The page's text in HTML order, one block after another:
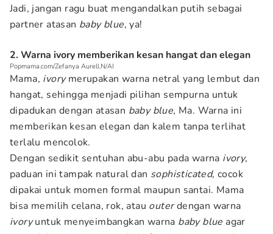
Jadi, jangan ragu buat mengandalkan putih sebagai
partner atasan baby blue, ya!
2. Warna ivory memberikan kesan hangat dan elegan
Popmama.com/Zefanya Aurell.N/AI
Mama, ivorymerupakan warna netral yang lembut dan
hangat, sehingga menjadi pilihan sempurna untuk
dipadukan dengan atasan baby blue, Ma. Warna ini
memberikan kesan elegan dan kalem tanpa terlihat
terlalu mencolok.
Dengan sedikit sentuhan abu-abu pada warna ivory,
paduan ini tampak natural dan sophisticated, cocok
dipakai untuk momen formal maupun santai. Mama
bisa memilih celana, rok, atau outerdengan warna
ivoryuntuk menyeimbangkan warna baby blue agar